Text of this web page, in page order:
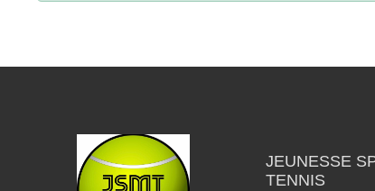
JEUNESSE
TENNIS